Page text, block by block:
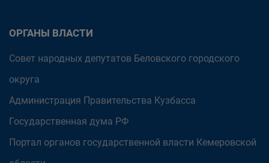
ОРГАНЫ ВЛАСТИ
Совет народных депутатов Беловского городского
округа
Администрация Правительства Кузбасса
Государственная дума РФ
Портал органов государственной власти Кемеровской